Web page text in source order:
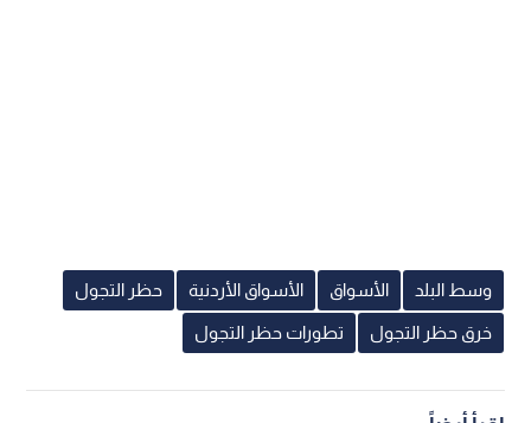
وسط البلد الأسواق الأسواق الأردنية حظر التجول
خرق حظر التجول تطورات حظر التجول